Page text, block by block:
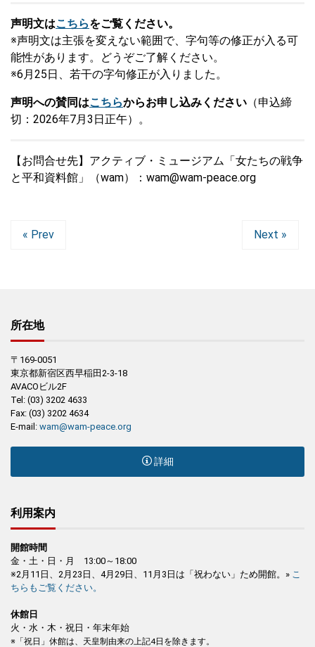
声明文はこちらをご覧ください。
※声明文は主張を変えない範囲で、字句等の修正が入る可
能性があります。どうぞご了解ください。
※6月25日、若干の字句修正が入りました。
声明への賛同はこちらからお申し込みください （申込締
切：2026年7月3日正午）。
【お問合せ先】アクティブ・ミュージアム「女たちの戦争
と平和資料館」（wam）：wam@wam-peace.org
« Prev Next »
所在地
〒169-0051
東京都新宿区西早稲田2-3-18
AVACOビル2F
Tel: (03) 3202 4633
Fax: (03) 3202 4634
E-mail: wam@wam-peace.org
詳細
利用案内
開館時間
金・土・日・月 13:00～18:00
※2月11日、2月23日、4月29日、11月3日は「祝わない」ため開館。» こ
ちらもご覧ください。
休館日
火・水・木・祝日・年末年始
※「祝日」休館は、天皇制由来の上記4日を除きます。